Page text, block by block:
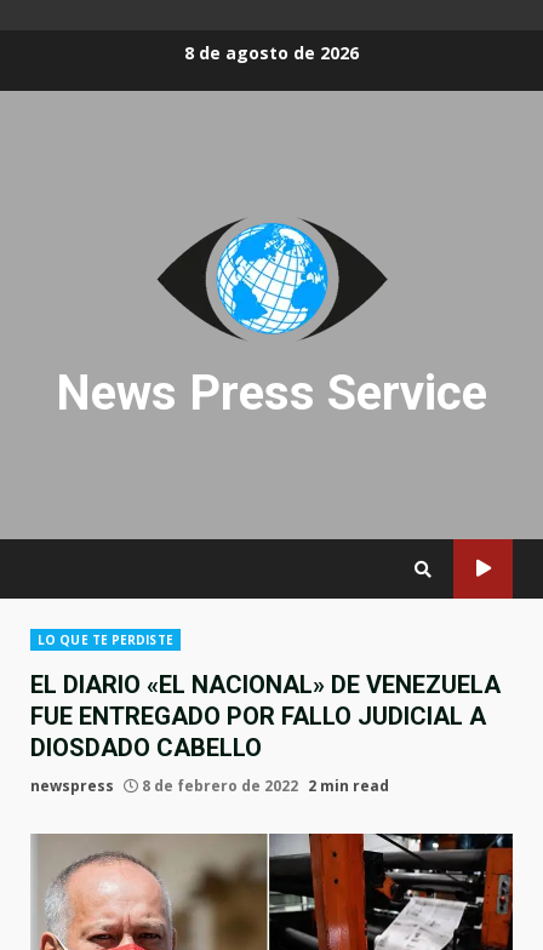
8 de agosto de 2026
News Press Service
LO QUE TE PERDISTE
EL DIARIO «EL NACIONAL» DE VENEZUELA
FUE ENTREGADO POR FALLO JUDICIAL A
DIOSDADO CABELLO
newspress 8 de febrero de 2022 2 min read